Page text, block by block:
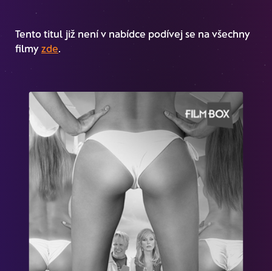
Tento titul již není v nabídce podívej se na všechny
filmy zde.